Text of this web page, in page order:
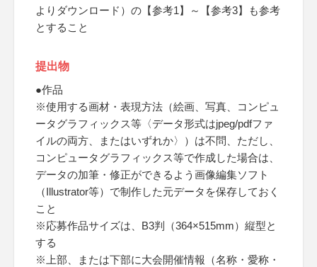
よりダウンロード）の【参考1】～【参考3】も参考
とすること
提出物
●作品
※使用する画材・表現方法（絵画、写真、コンピュ
ータグラフィックス等〈データ形式はjpeg/pdfファ
イルの両方、またはいずれか〉）は不問、ただし、
コンピュータグラフィックス等で作成した場合は、
データの加筆・修正ができるよう画像編集ソフト
（Illustrator等）で制作した元データを保存しておく
こと
※応募作品サイズは、B3判（364×515mm）縦型と
する
※上部、または下部に大会開催情報（名称・愛称・